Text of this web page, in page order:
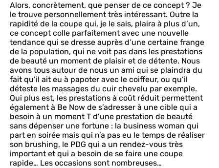
Alors, concrètement, que penser de ce concept ? Je
le trouve personnellement très intéressant. Outre la
rapidité de la coupe qui, je le sais, plaira à plus d’un,
ce concept colle parfaitement avec une nouvelle
tendance qui se dresse auprès d’une certaine frange
de la population, qui ne voit pas dans les prestations
de beauté un moment de plaisir et de détente. Nous
avons tous autour de nous un ami qui se plaindra du
fait qu’il ait eu à papoter avec le coiffeur, ou qu’il
déteste les massages du cuir chevelu par exemple.
Qui plus est, les prestations à coût réduit permettent
également à Be Now de s’adresser à une cible qui a
besoin à un moment T d’une prestation de beauté
sans dépenser une fortune : la business woman qui
part en soirée mais qui n’a pas eu le temps de réaliser
son brushing, le PDG qui a un rendez-vous très
important et qui a besoin de se faire une coupe
rapide… Les occasions sont nombreuses…